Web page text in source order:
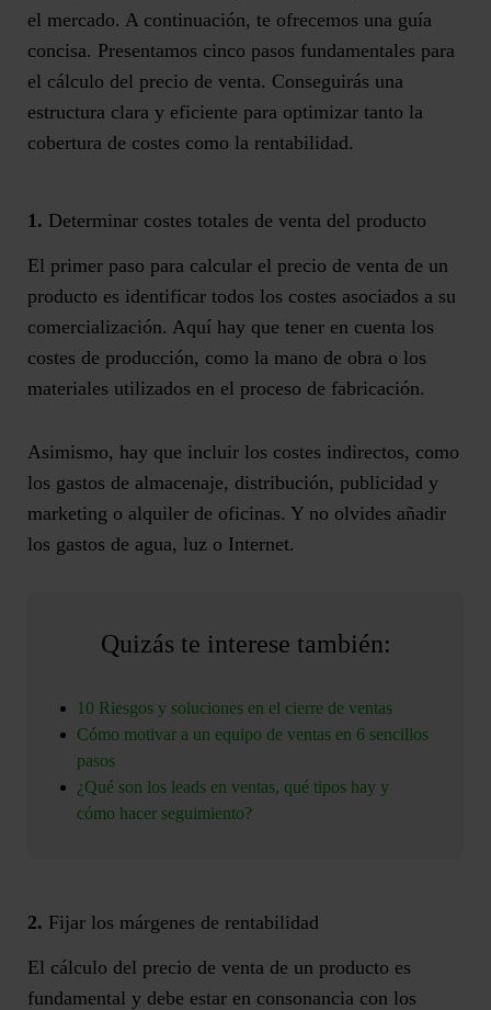
el mercado. A continuación, te ofrecemos una guía
concisa. Presentamos cinco pasos fundamentales para
el cálculo del precio de venta. Conseguirás una
estructura clara y eficiente para optimizar tanto la
cobertura de costes como la rentabilidad.
1. Determinar costes totales de venta del producto
El primer paso para calcular el precio de venta de un
producto es identificar todos los costes asociados a su
comercialización. Aquí hay que tener en cuenta los
costes de producción, como la mano de obra o los
materiales utilizados en el proceso de fabricación.
Asimismo, hay que incluir los costes indirectos, como
los gastos de almacenaje, distribución, publicidad y
marketing o alquiler de oficinas. Y no olvides añadir
los gastos de agua, luz o Internet.
Quizás te interese también:
10 Riesgos y soluciones en el cierre de ventas
Cómo motivar a un equipo de ventas en 6 sencillos
pasos
¿Qué son los leads en ventas, qué tipos hay y
cómo hacer seguimiento?
2. Fijar los márgenes de rentabilidad
El cálculo del precio de venta de un producto es
fundamental y debe estar en consonancia con los